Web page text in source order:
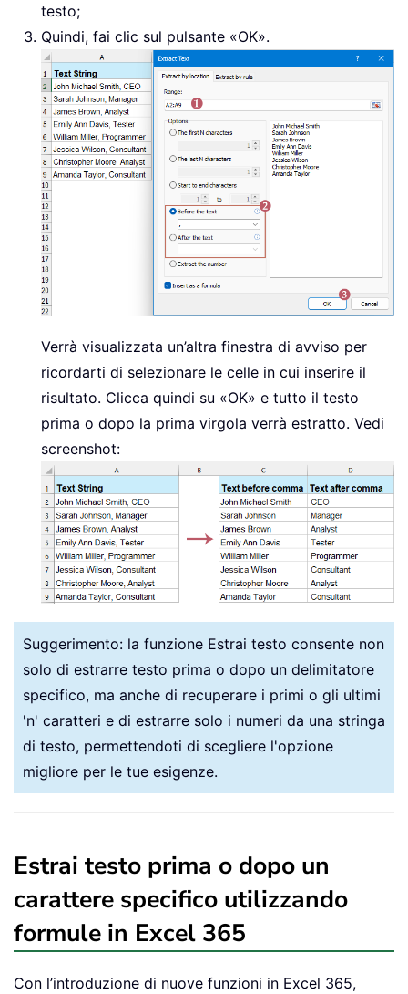
testo;
Quindi, fai clic sul pulsante «OK».
Verrà visualizzata un’altra finestra di avviso per
ricordarti di selezionare le celle in cui inserire il
risultato. Clicca quindi su «OK» e tutto il testo
prima o dopo la prima virgola verrà estratto. Vedi
screenshot:
Suggerimento: la funzione Estrai testo consente non
solo di estrarre testo prima o dopo un delimitatore
specifico, ma anche di recuperare i primi o gli ultimi
'n' caratteri e di estrarre solo i numeri da una stringa
di testo, permettendoti di scegliere l'opzione
migliore per le tue esigenze.
Estrai testo prima o dopo un
carattere specifico utilizzando
formule in Excel 365
Con l’introduzione di nuove funzioni in Excel 365,